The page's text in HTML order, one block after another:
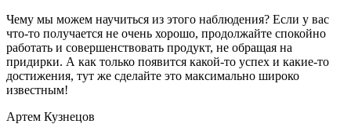
Чему мы можем научиться из этого наблюдения? Если у вас
что-то получается не очень хорошо, продолжайте спокойно
работать и совершенствовать продукт, не обращая на
придирки. А как только появится какой-то успех и какие-то
достижения, тут же сделайте это максимально широко
известным!
Артем Кузнецов